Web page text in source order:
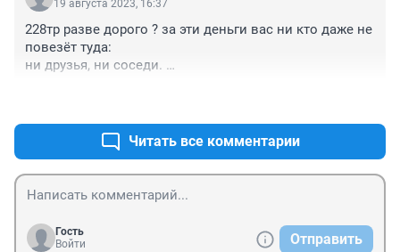
19 августа 2023, 16:37
228тр разве дорого ? за эти деньги вас ни кто даже не
повезёт туда:
ни друзья, ни соседи.
Читать все комментарии
Гость
Войти
Отправить